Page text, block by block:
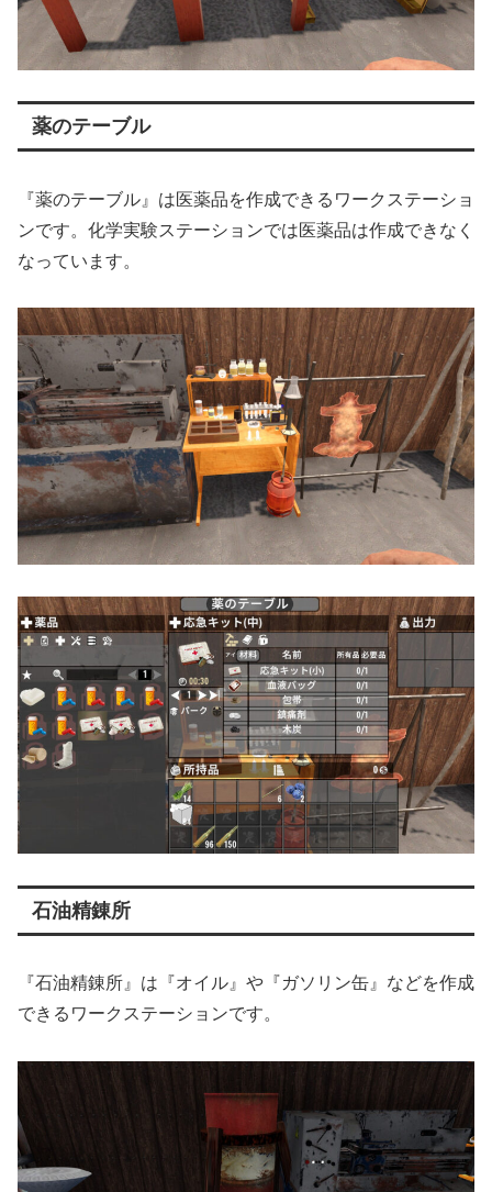
薬のテーブル
『薬のテーブル』は医薬品を作成できるワークステーショ
ンです。化学実験ステーションでは医薬品は作成できなく
なっています。
石油精錬所
『石油精錬所』は『オイル』や『ガソリン缶』などを作成
できるワークステーションです。